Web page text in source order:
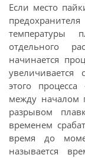
Если место
температуры
отдельного
начинается
этого
между началом
разрывом
временем
время до
называется